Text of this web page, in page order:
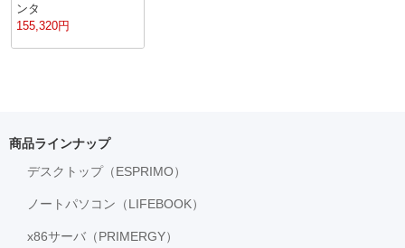
ンタ
155,320円
商品ラインナップ
デスクトップ（ESPRIMO）
ノートパソコン（LIFEBOOK）
x86サーバ（PRIMERGY）